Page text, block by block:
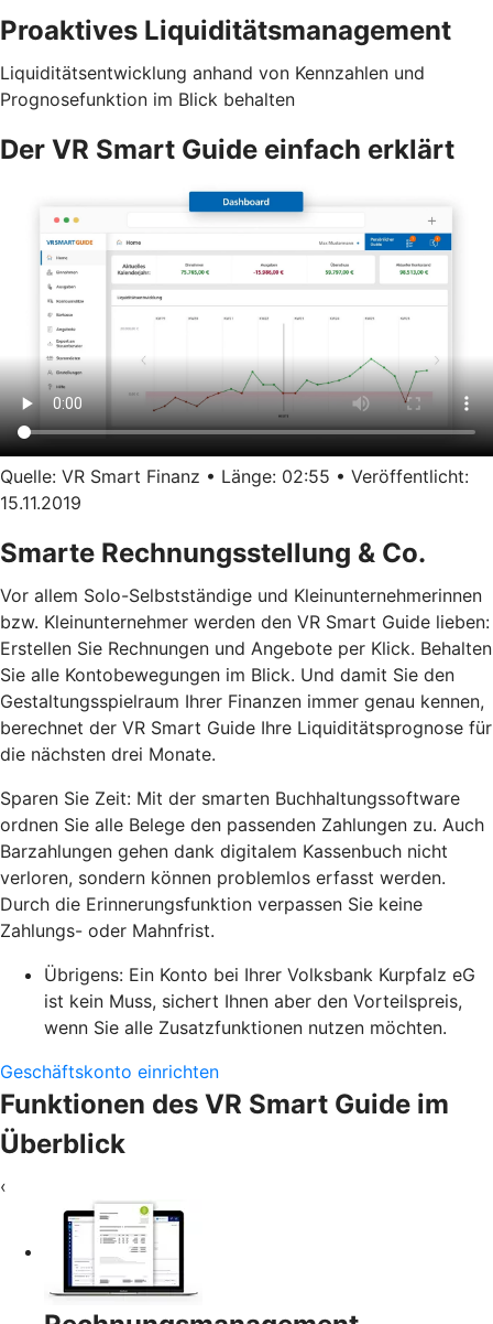
Proaktives Liquiditätsmanagement
Liquiditätsentwicklung anhand von Kennzahlen und
Prognosefunktion im Blick behalten
Der VR Smart Guide einfach erklärt
Quelle: VR Smart Finanz • Länge: 02:55 • Veröffentlicht:
15.11.2019
Smarte Rechnungsstellung & Co.
Vor allem Solo-Selbstständige und Kleinunternehmerinnen
bzw. Kleinunternehmer werden den VR Smart Guide lieben:
Erstellen Sie Rechnungen und Angebote per Klick. Behalten
Sie alle Kontobewegungen im Blick. Und damit Sie den
Gestaltungsspielraum Ihrer Finanzen immer genau kennen,
berechnet der VR Smart Guide Ihre Liquiditätsprognose für
die nächsten drei Monate.
Sparen Sie Zeit: Mit der smarten Buchhaltungssoftware
ordnen Sie alle Belege den passenden Zahlungen zu. Auch
Barzahlungen gehen dank digitalem Kassenbuch nicht
verloren, sondern können problemlos erfasst werden.
Durch die Erinnerungsfunktion verpassen Sie keine
Zahlungs- oder Mahnfrist.
Übrigens: Ein Konto bei Ihrer Volksbank Kurpfalz eG
ist kein Muss, sichert Ihnen aber den Vorteilspreis,
wenn Sie alle Zusatzfunktionen nutzen möchten.
Geschäftskonto einrichten
Funktionen des VR Smart Guide im
Überblick
‹